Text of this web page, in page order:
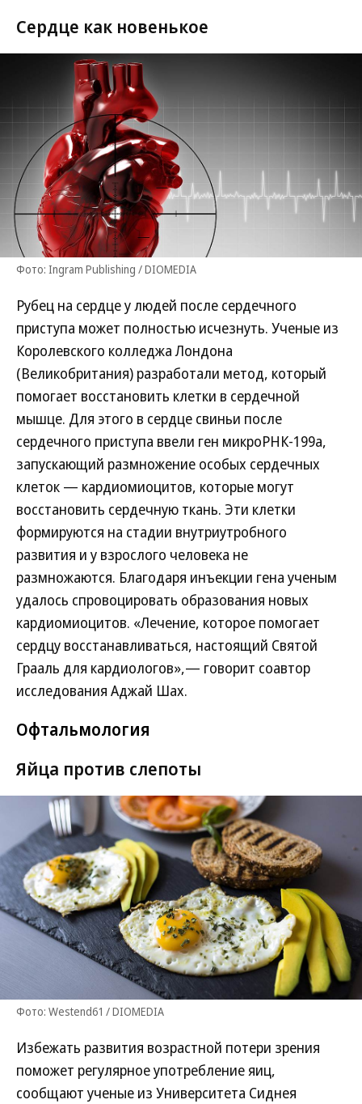
Сердце как новенькое
Фото: Ingram Publishing / DIOMEDIA
Рубец на сердце у людей после сердечного
приступа может полностью исчезнуть. Ученые из
Королевского колледжа Лондона
(Великобритания) разработали метод, который
помогает восстановить клетки в сердечной
мышце. Для этого в сердце свиньи после
сердечного приступа ввели ген микроРНК-199a,
запускающий размножение особых сердечных
клеток — кардиомиоцитов, которые могут
восстановить сердечную ткань. Эти клетки
формируются на стадии внутриутробного
развития и у взрослого человека не
размножаются. Благодаря инъекции гена ученым
удалось спровоцировать образования новых
кардиомиоцитов. «Лечение, которое помогает
сердцу восстанавливаться, настоящий Святой
Грааль для кардиологов»,— говорит соавтор
исследования Аджай Шах.
Офтальмология
Яйца против слепоты
Фото: Westend61 / DIOMEDIA
Избежать развития возрастной потери зрения
поможет регулярное употребление яиц,
сообщают ученые из Университета Сиднея